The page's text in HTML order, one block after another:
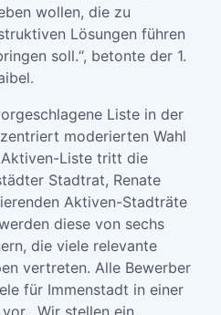
wollen, die zu
Lösungen führen
soll.“, betonte der 1.
Liste in der
moderierten Wahl
Liste tritt die
Stadtrat, Renate
Aktiven-Stadträte
diese von sechs
die viele relevante
vertreten. Alle Bewerber
für Immenstadt in einer
„Wir stellen ein